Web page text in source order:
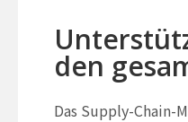
den
Das Supply-Chain-